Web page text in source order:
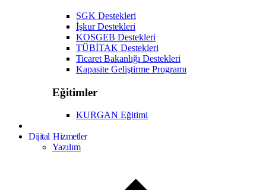
SGK Destekleri
İşkur Destekleri
KOSGEB Destekleri
TÜBİTAK Destekleri
Ticaret Bakanlığı Destekleri
Kapasite Geliştirme Programı
Eğitimler
KURGAN Eğitimi
Dijital Hizmetler
Yazılım